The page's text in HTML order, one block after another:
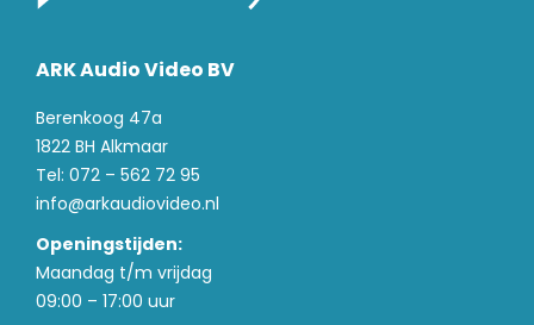
ARK Audio Video BV
Berenkoog 47a
1822 BH Alkmaar
Tel: 072 – 562 72 95
info@arkaudiovideo.nl
Openingstijden:
Maandag t/m vrijdag
09:00 – 17:00 uur